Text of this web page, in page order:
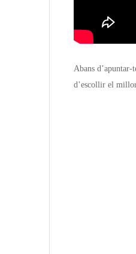
Abans
d’escollir el millor